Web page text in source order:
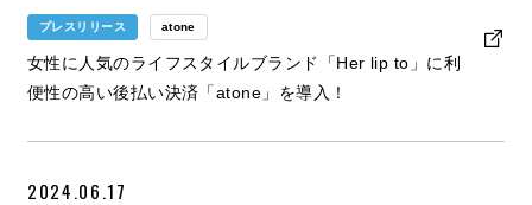
プレスリリース atone
女性に人気のライフスタイルブランド「Her lip to」に利
便性の高い後払い決済「atone」を導入！
2024.06.17